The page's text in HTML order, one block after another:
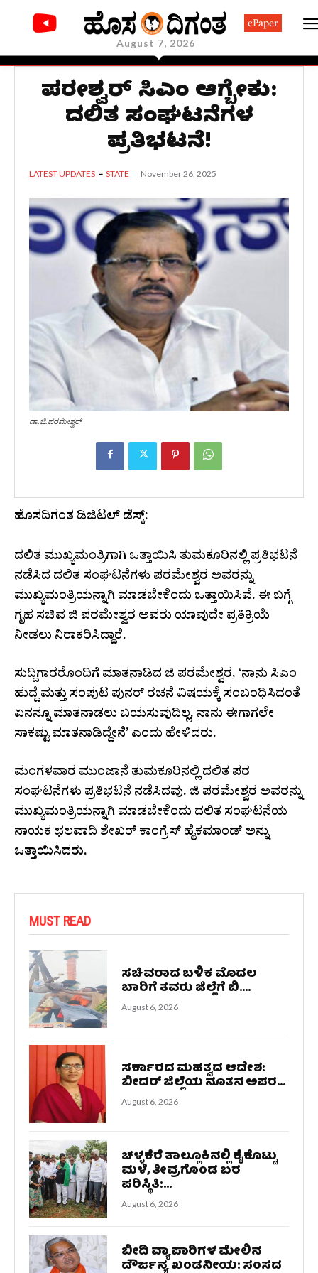
August 7, 2026
ePaper
ಪರಮೇಶ್ವರ್‌ ಸಿಎಂ ಆಗ್ಬೇಕು:
ದಲಿತ ಸಂಘಟನೆಗಳ
ಪ್ರತಿಭಟನೆ!
LATEST UPDATES STATE November 26, 2025
ಡಾ.ಜಿ.ಪರಮೇಶ್ವರ್
ಹೊಸದಿಗಂತ ಡಿಜಿಟಲ್‌ ಡೆಸ್ಕ್‌:
ದಲಿತ ಮುಖ್ಯಮಂತ್ರಿಗಾಗಿ ಒತ್ತಾಯಿಸಿ ತುಮಕೂರಿನಲ್ಲಿ ಪ್ರತಿಭಟನೆ
ನಡೆಸಿದ ದಲಿತ ಸಂಘಟನೆಗಳು ಪರಮೇಶ್ವರ ಅವರನ್ನು
ಮುಖ್ಯಮಂತ್ರಿಯನ್ನಾಗಿ ಮಾಡಬೇಕೆಂದು ಒತ್ತಾಯಿಸಿವೆ. ಈ ಬಗ್ಗೆ
ಗೃಹ ಸಚಿವ ಜಿ ಪರಮೇಶ್ವರ ಅವರು ಯಾವುದೇ ಪ್ರತಿಕ್ರಿಯೆ
ನೀಡಲು ನಿರಾಕರಿಸಿದ್ದಾರೆ.
ಸುದ್ದಿಗಾರರೊಂದಿಗೆ ಮಾತನಾಡಿದ ಜಿ ಪರಮೇಶ್ವರ, ‘ನಾನು ಸಿಎಂ
ಹುದ್ದೆ ಮತ್ತು ಸಂಪುಟ ಪುನರ್ ರಚನೆ ವಿಷಯಕ್ಕೆ ಸಂಬಂಧಿಸಿದಂತೆ
ಏನನ್ನೂ ಮಾತನಾಡಲು ಬಯಸುವುದಿಲ್ಲ. ನಾನು ಈಗಾಗಲೇ
ಸಾಕಷ್ಟು ಮಾತನಾಡಿದ್ದೇನೆ’ ಎಂದು ಹೇಳಿದರು.
ಮಂಗಳವಾರ ಮುಂಜಾನೆ ತುಮಕೂರಿನಲ್ಲಿ ದಲಿತ ಪರ
ಸಂಘಟನೆಗಳು ಪ್ರತಿಭಟನೆ ನಡೆಸಿದವು. ಜಿ ಪರಮೇಶ್ವರ ಅವರನ್ನು
ಮುಖ್ಯಮಂತ್ರಿಯನ್ನಾಗಿ ಮಾಡಬೇಕೆಂದು ದಲಿತ ಸಂಘಟನೆಯ
ನಾಯಕ ಛಲವಾದಿ ಶೇಖರ್ ಕಾಂಗ್ರೆಸ್ ಹೈಕಮಾಂಡ್ ಅನ್ನು
ಒತ್ತಾಯಿಸಿದರು.
MUST READ
ಸಚಿವರಾದ ಬಳಿಕ ಮೊದಲ
ಬಾರಿಗೆ ತವರು ಜಿಲ್ಲೆಗೆ ಬಿ....
August 6, 2026
ಸರ್ಕಾರದ ಮಹತ್ವದ ಆದೇಶ:
ಬೀದರ್ ಜಿಲ್ಲೆಯ ನೂತನ ಅಪರ...
August 6, 2026
ಚಳ್ಳಕೆರೆ ತಾಲ್ಲೂಕಿನಲ್ಲಿ ಕೈಕೊಟ್ಟು
ಮಳೆ, ತೀವ್ರಗೊಂಡ ಬರ
ಪರಿಸ್ಥಿತಿ:...
August 6, 2026
ಬೀದಿ ವ್ಯಾಪಾರಿಗಳ ಮೇಲಿನ
ದೌರ್ಜನ್ಯ ಖಂಡನೀಯ: ಸಂಸದ